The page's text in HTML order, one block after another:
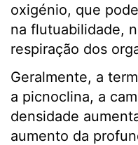
oxigénio, que
na flutuabilidade,
respiração dos
Geralmente, a
a picnoclina, a
densidade
aumento da